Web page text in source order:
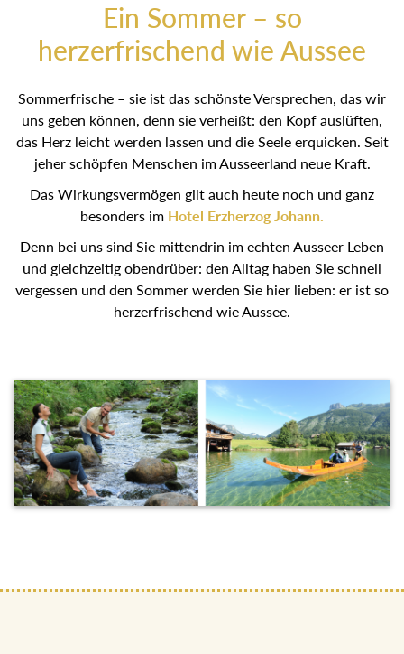
Ein Sommer – so
herzerfrischend wie Aussee
Sommerfrische – sie ist das schönste Versprechen, das wir
uns geben können, denn sie verheißt: den Kopf auslüften,
das Herz leicht werden lassen und die Seele erquicken. Seit
jeher schöpfen Menschen im Ausseerland neue Kraft.
Das Wirkungsvermögen gilt auch heute noch und ganz
besonders im Hotel Erzherzog Johann.
Denn bei uns sind Sie mittendrin im echten Ausseer Leben
und gleichzeitig obendrüber: den Alltag haben Sie schnell
vergessen und den Sommer werden Sie hier lieben: er ist so
herzerfrischend wie Aussee.